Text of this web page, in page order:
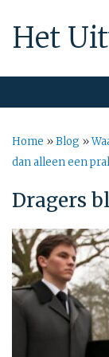
Het
Home »Blog »
dan alleen een
Dragers